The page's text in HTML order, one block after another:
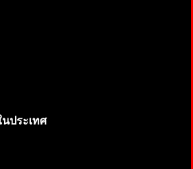
ประเทศ